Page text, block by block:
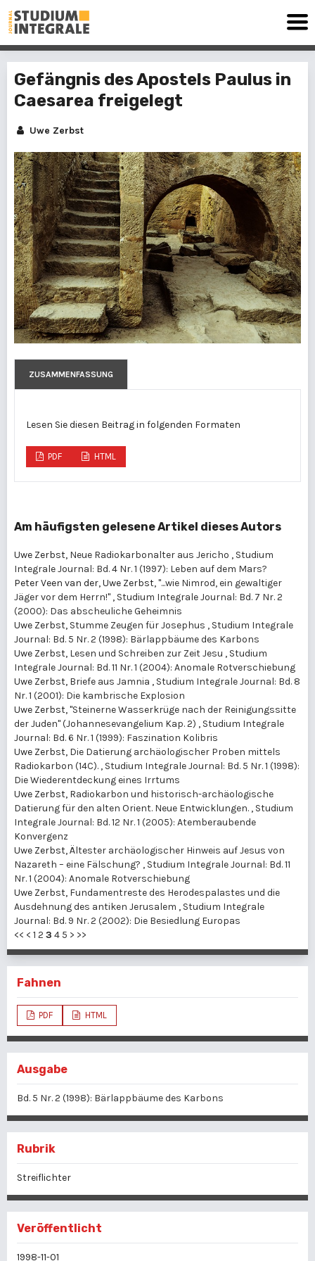
Gefängnis des Apostels Paulus in
Caesarea freigelegt
Uwe Zerbst
ZUSAMMENFASSUNG
Lesen Sie diesen Beitrag in folgenden Formaten
PDF HTML
Am häufigsten gelesene Artikel dieses Autors
Uwe Zerbst, Neue Radiokarbonalter aus Jericho , Studium
Integrale Journal: Bd. 4 Nr. 1 (1997): Leben auf dem Mars?
Peter Veen van der, Uwe Zerbst,"...wie Nimrod, ein gewaltiger
Jäger vor dem Herrn!" , Studium Integrale Journal: Bd. 7 Nr. 2
(2000): Das abscheuliche Geheimnis
Uwe Zerbst, Stumme Zeugen für Josephus , Studium Integrale
Journal: Bd. 5 Nr. 2 (1998): Bärlappbäume des Karbons
Uwe Zerbst, Lesen und Schreiben zur Zeit Jesu , Studium
Integrale Journal: Bd. 11 Nr. 1 (2004): Anomale Rotverschiebung
Uwe Zerbst, Briefe aus Jamnia , Studium Integrale Journal: Bd. 8
Nr. 1 (2001): Die kambrische Explosion
Uwe Zerbst,"Steinerne Wasserkrüge nach der Reinigungssitte
der Juden" (Johannesevangelium Kap. 2) , Studium Integrale
Journal: Bd. 6 Nr. 1 (1999): Faszination Kolibris
Uwe Zerbst, Die Datierung archäologischer Proben mittels
Radiokarbon (14C). , Studium Integrale Journal: Bd. 5 Nr. 1 (1998):
Die Wiederentdeckung eines Irrtums
Uwe Zerbst, Radiokarbon und historisch-archäologische
Datierung für den alten Orient. Neue Entwicklungen. , Studium
Integrale Journal: Bd. 12 Nr. 1 (2005): Atemberaubende
Konvergenz
Uwe Zerbst,Ältester archäologischer Hinweis auf Jesus von
Nazareth – eine Fälschung? , Studium Integrale Journal: Bd. 11
Nr. 1 (2004): Anomale Rotverschiebung
Uwe Zerbst, Fundamentreste des Herodespalastes und die
Ausdehnung des antiken Jerusalem , Studium Integrale
Journal: Bd. 9 Nr. 2 (2002): Die Besiedlung Europas
<< < 1 2 3 4 5 > >>
Fahnen
PDF HTML
Ausgabe
Bd. 5 Nr. 2 (1998): Bärlappbäume des Karbons
Rubrik
Streiflichter
Veröffentlicht
1998-11-01